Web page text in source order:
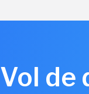
Vol de